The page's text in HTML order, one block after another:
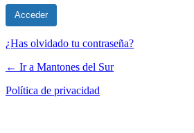
¿Has olvidado tu contraseña?
← Ir a Mantones del Sur
Política de privacidad